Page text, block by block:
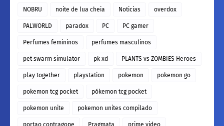
NOBRU noite de lua cheia Noticias overdox
PALWORLD paradox PC PC gamer
Perfumes femininos perfumes masculinos
pet swarm simulator pk xd PLANTS vs ZOMBIES Heroes
play together playstation pokemon pokemon go
pokemon tcg pocket pókemon tcg pocket
pokemon unite pokemon unites compilado
portao contragope Pragmata prime video